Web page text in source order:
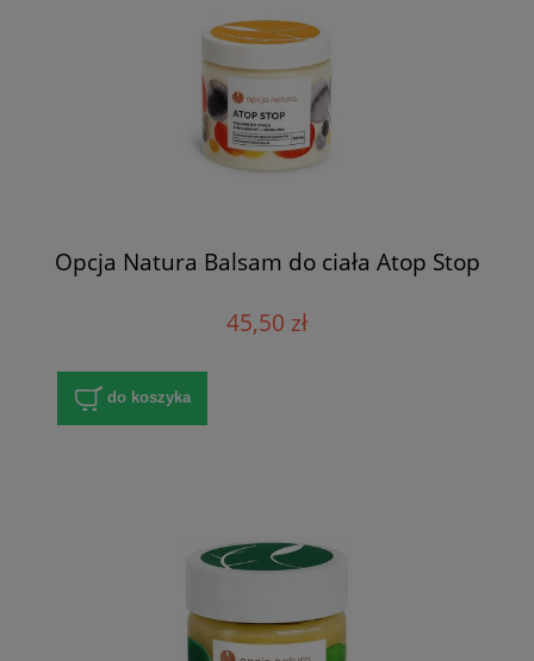
Opcja Natura Balsam do ciała Atop Stop
45,50 zł
do koszyka